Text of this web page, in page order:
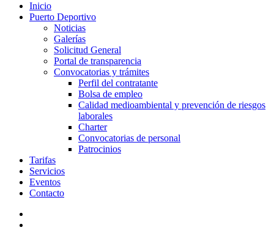
Inicio
Puerto Deportivo
Noticias
Galerías
Solicitud General
Portal de transparencia
Convocatorias y trámites
Perfil del contratante
Bolsa de empleo
Calidad medioambiental y prevención de riesgos
laborales
Charter
Convocatorias de personal
Patrocinios
Tarifas
Servicios
Eventos
Contacto